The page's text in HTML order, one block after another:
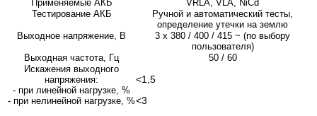
Применяемые АКБ
VRLA, VLA, NiCd
Тестирование АКБ
Ручной и автоматический тесты,
определение утечки на землю
Выходное напряжение, В
3 х 380 / 400 / 415 ~ (по выбору
пользователя)
Выходная частота, Гц
50 / 60
Искажения выходного
напряжения:
- при линейной нагрузке, %
- при нелинейной нагрузке, %
<1,5
<3